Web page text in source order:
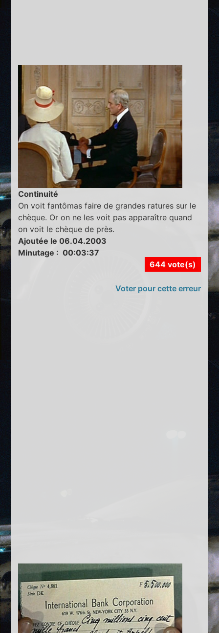
Continuité
On voit fantômas faire de grandes ratures sur le
chèque. Or on ne les voit pas apparaître quand
on voit le chèque de près.
Ajoutée le 06.04.2003
Minutage : 00:03:37
644 vote(s)
Voter pour cette erreur